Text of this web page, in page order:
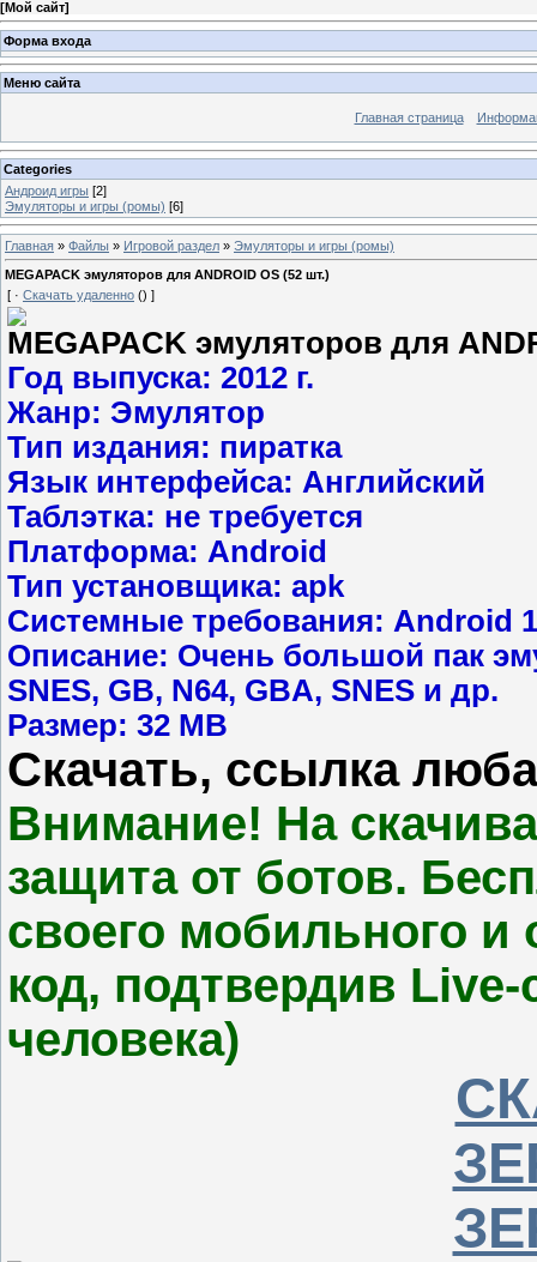
[Мой сайт]
Форма входа
Меню сайта
Главная страница
Categories
Андроид игры [2]
Эмуляторы и игры (ромы) [6]
Главная » Файлы » Игровой раздел » Эмуляторы и игры (ромы)
MEGAPACK эмуляторов для ANDROID OS (52 шт.)
[ · Скачать удаленно () ]
MEGAPACK эмуляторов для
Год выпуска: 2012 г.
Жанр: Эмулятор
Тип издания: пиратка
Язык интерфейса: Английский
Таблэтка: не требуется
Платформа: Android
Тип установщика: apk
Системные требования: Android
Описание: Очень большой пак
SNES, GB, N64, GBA, SNES и др.
Размер: 32 MB
Скачать, ссылка
Внимание! На
защита от ботов.
своего мобильного
код, подтвердив Live-
человека)